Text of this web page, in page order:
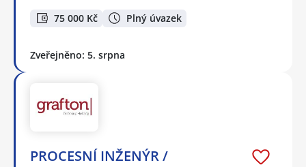
75 000 Kč Plný úvazek
Zveřejněno: 5. srpna
PROCESNÍ INŽENÝR /